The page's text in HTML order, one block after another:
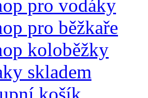
pro vodáky
pro běžkaře
koloběžky
skladem
košík